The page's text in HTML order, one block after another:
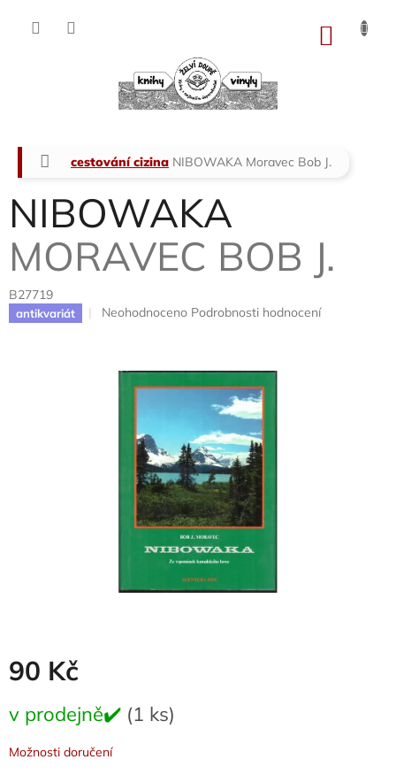
Domů
cestování cizina NIBOWAKA Moravec Bob J.
NIBOWAKA
MORAVEC BOB J.
B27719
antikvariát
Průměrné
hvězdiček.
Neohodnoceno Podrobnosti hodnocení
90 Kč
cena:
v prodejně✔️ (1 ks)
Možnosti doručení